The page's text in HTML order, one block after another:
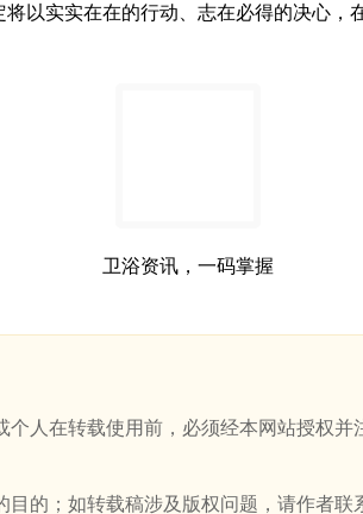
以实实在在的行动、志在必得的决心，
卫浴资讯，一码掌握
人在转载使用前，必须经本网站授权
的；如转载稿涉及版权问题，请作者